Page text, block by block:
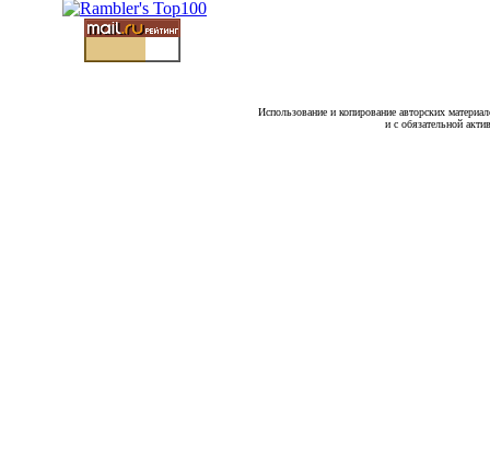
Использование и копирование авторских
и с обязательной